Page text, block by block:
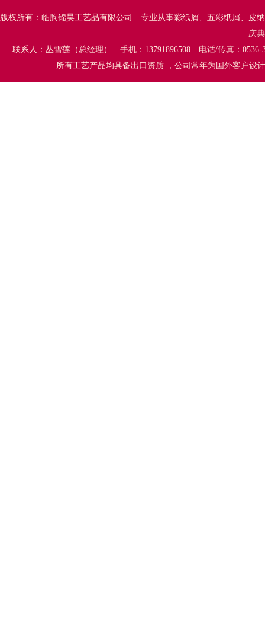
版权所有： 临朐锦昊工艺品有限公司 专业从事彩纸屑、五彩纸屑、 皮
庆典
联系人：丛雪莲（总经理） 手机：13791896508 电话/传真：
所有工艺产品均具备出口资质 ，公司常年为国外客户设